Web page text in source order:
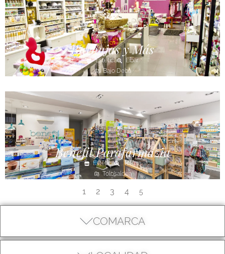
COMARCA
Burbujas y Más
Estética
Eibar
Bajo Deba
Benefit Parafarmazia
Estética
Tolosa
Tolosaldea
1 2 3 4 5